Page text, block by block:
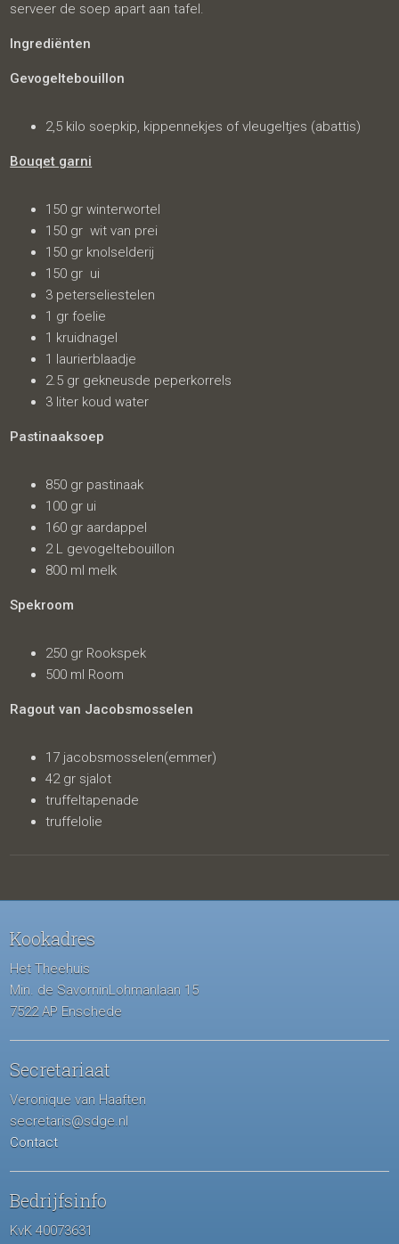
serveer de soep apart aan tafel.
Ingrediënten
Gevogeltebouillon
2,5 kilo soepkip, kippennekjes of vleugeltjes (abattis)
Bouqet garni
150 gr winterwortel
150 gr wit van prei
150 gr knolselderij
150 gr ui
3 peterseliestelen
1 gr foelie
1 kruidnagel
1 laurierblaadje
2.5 gr gekneusde peperkorrels
3 liter koud water
Pastinaaksoep
850 gr pastinaak
100 gr ui
160 gr aardappel
2 L gevogeltebouillon
800 ml melk
Spekroom
250 gr Rookspek
500 ml Room
Ragout van Jacobsmosselen
17 jacobsmosselen(emmer)
42 gr sjalot
truffeltapenade
truffelolie
Kookadres
Het Theehuis
Min. de SavorninLohmanlaan 15
7522 AP Enschede
Secretariaat
Veronique van Haaften
secretaris@sdge.nl
Contact
Bedrijfsinfo
KvK 40073631